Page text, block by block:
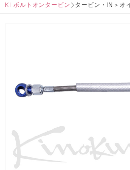
KI ボルトオンタービン
タービン・IN＞オ